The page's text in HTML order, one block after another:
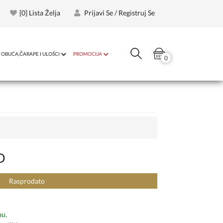
[0] Lista Želja Prijavi Se / Registruj Se
OBUĆA,ČARAPE I ULOŠCI PROMOCIJA
0
Rasprodato